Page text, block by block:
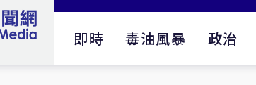
即時 毒油風暴 政治